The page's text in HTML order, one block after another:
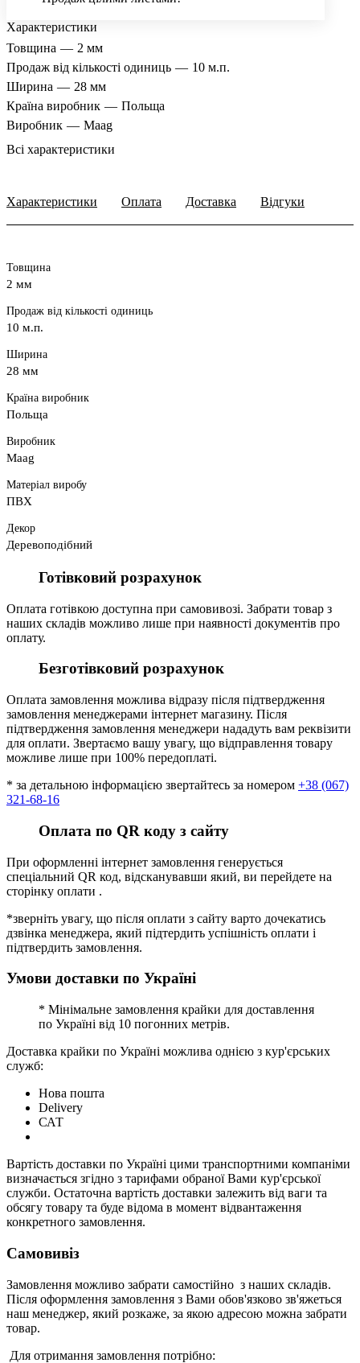
Характеристики
Товщина — 2 мм
Продаж від кількості одиниць — 10 м.п.
Ширина — 28 мм
Країна виробник — Польща
Виробник — Maag
Всі характеристики
Характеристики Оплата Доставка Відгуки
Товщина
2 мм
Продаж від кількості одиниць
10 м.п.
Ширина
28 мм
Країна виробник
Польща
Виробник
Maag
Матеріал виробу
ПВХ
Декор
Деревоподібний
Готівковий розрахунок
Оплата готівкою доступна при самовивозі. Забрати товар з
наших складів можливо лише при наявності документів про
оплату.
Безготівковий розрахунок
Оплата замовлення можлива відразу після підтвердження
замовлення менеджерами інтернет магазину. Після
підтвердження замовлення менеджери нададуть вам реквізити
для оплати. Звертаємо вашу увагу, що відправлення товару
можливе лише при 100% передоплаті.
* за детальною інформацією звертайтесь за номером +38 (067)
321-68-16
Оплата по QR коду з сайту
При оформленні інтернет замовлення генерується
спеціальний QR код, відсканувавши який, ви перейдете на
сторінку оплати .
*зверніть увагу, що після оплати з сайту варто дочекатись
дзвінка менеджера, який підтердить успішність оплати і
підтвердить замовлення.
Умови доставки по Україні
* Мінімальне замовлення крайки для доставлення
по Україні від 10 погонних метрів.
Доставка крайки по Україні можлива однією з кур'єрських
служб:
Нова пошта
Delivery
САТ
Вартість доставки по Україні цими транспортними компаніми
визначається згідно з тарифами обраної Вами кур'єрської
служби. Остаточна вартість доставки залежить від ваги та
обсягу товару та буде відома в момент відвантаження
конкретного замовлення.
Самовивіз
Замовлення можливо забрати самостійно з наших складів.
Після оформлення замовлення з Вами обов'язково зв'яжеться
наш менеджер, який розкаже, за якою адресою можна забрати
товар.
Для отримання замовлення потрібно: